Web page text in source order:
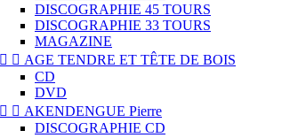
DISCOGRAPHIE 45 TOURS
DISCOGRAPHIE 33 TOURS
MAGAZINE
  AGE TENDRE ET TÊTE DE BOIS
CD
DVD
  AKENDENGUE Pierre
DISCOGRAPHIE CD